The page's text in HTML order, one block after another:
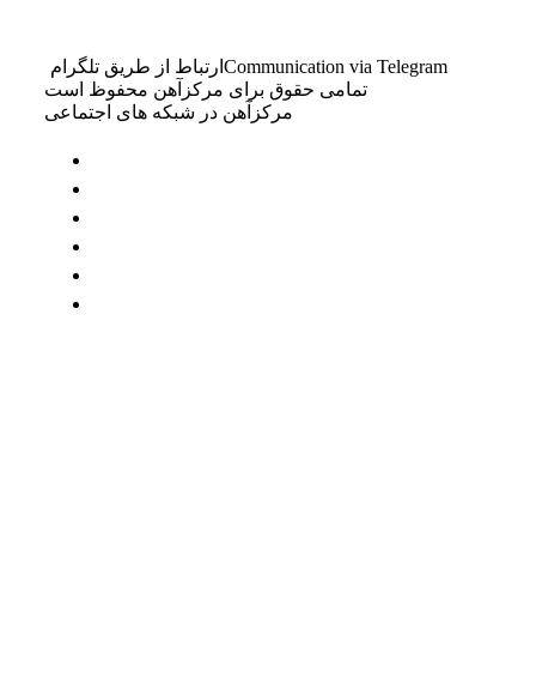
ارتباط از طریق تلگرام Communication via Telegram
تمامی حقوق برای مرکزآهن محفوظ است
مرکزآهن در شبکه های اجتماعی